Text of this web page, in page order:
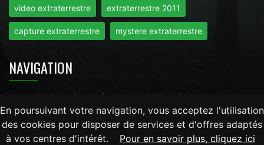
En poursuivant votre navigation, vous acceptez l'utilisation
des cookies pour disposer de services et d'offres adaptés
à vos centres d'intérêt.
Pour en savoir plus, cliquez ici
video extraterrestre extraterrestre 2011
capture extraterrestre mystere extraterrestre
NAVIGATION
Accueil Mentions Légales RGPD Contact
Tout droits réservés © 2026 - Mysteredumonde.com -